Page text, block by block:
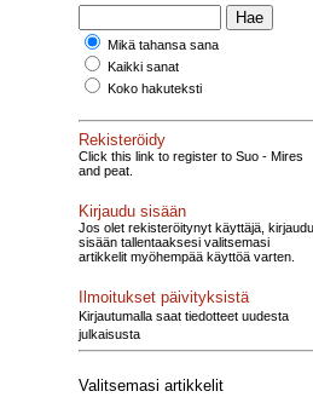
Mikä tahansa sana
Kaikki sanat
Koko hakuteksti
Rekisteröidy
Click this link to register to Suo - Mires
and peat.
Kirjaudu sisään
Jos olet rekisteröitynyt käyttäjä, kirjaudu
sisään tallentaaksesi valitsemasi
artikkelit myöhempää käyttöä varten.
Ilmoitukset päivityksistä
Kirjautumalla saat tiedotteet uudesta
julkaisusta
Valitsemasi artikkelit